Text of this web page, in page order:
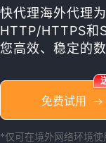
快代理海外代理
HTTP/HTTPS和
您高效、稳定的
免费试用
*仅可在境外网络环境使